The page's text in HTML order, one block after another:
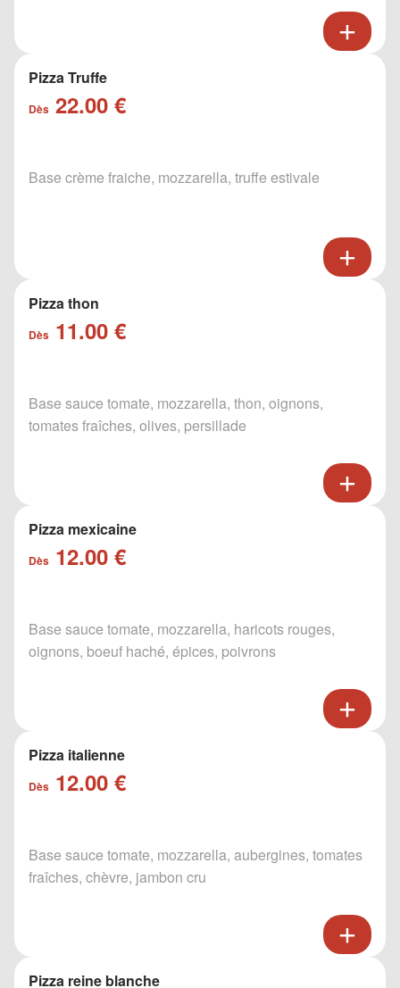
Pizza Truffe
Dès 22.00 €
Base crème fraiche, mozzarella, truffe estivale
Pizza thon
Dès 11.00 €
Base sauce tomate, mozzarella, thon, oignons,
tomates fraîches, olives, persillade
Pizza mexicaine
Dès 12.00 €
Base sauce tomate, mozzarella, haricots rouges,
oignons, boeuf haché, épices, poivrons
Pizza italienne
Dès 12.00 €
Base sauce tomate, mozzarella, aubergines, tomates
fraîches, chèvre, jambon cru
Pizza reine blanche